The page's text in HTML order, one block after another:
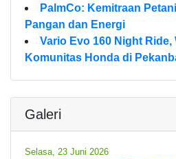
PalmCo: Kemitraan
Pangan dan Energi
Vario Evo 160 Night
Komunitas Honda di
Galeri
Selasa, 23 Juni 2026